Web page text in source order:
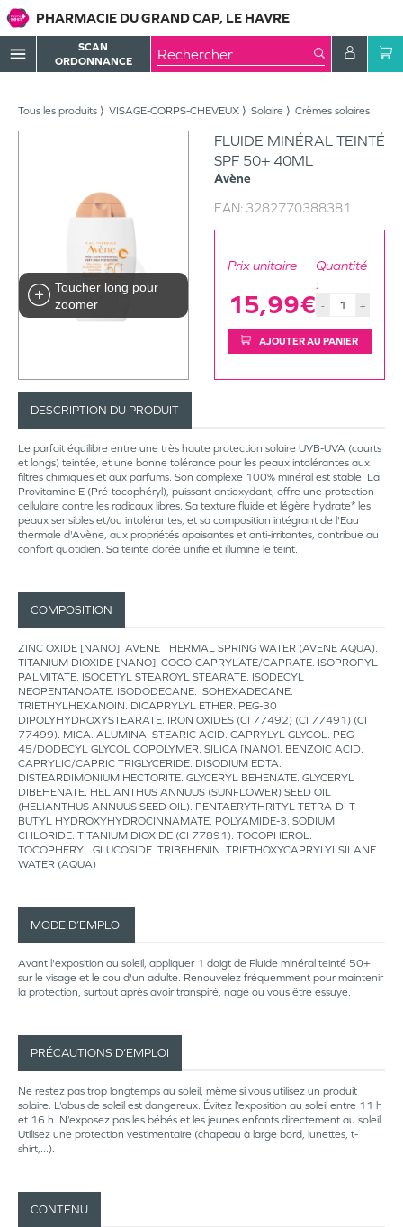
PHARMACIE DU GRAND CAP, LE HAVRE
menu
SCAN
ORDONNANCE
Tous les produits VISAGE-CORPS-CHEVEUX Solaire Crèmes solaires
Toucher long pour
zoomer
FLUIDE MINÉRAL TEINTÉ
SPF 50+ 40ML
Avène
EAN: 3282770388381
Prix unitaire
15,99€
Quantité
:
- +
AJOUTER AU PANIER
DESCRIPTION DU PRODUIT
Le parfait équilibre entre une très haute protection solaire UVB-UVA (courts
et longs) teintée, et une bonne tolérance pour les peaux intolérantes aux
filtres chimiques et aux parfums. Son complexe 100% minéral est stable. La
Provitamine E (Pré-tocophéryl), puissant antioxydant, offre une protection
cellulaire contre les radicaux libres. Sa texture fluide et légère hydrate* les
peaux sensibles et/ou intolérantes, et sa composition intégrant de l'Eau
thermale d'Avène, aux propriétés apaisantes et anti-irritantes, contribue au
confort quotidien. Sa teinte dorée unifie et illumine le teint.
COMPOSITION
ZINC OXIDE [NANO]. AVENE THERMAL SPRING WATER (AVENE AQUA).
TITANIUM DIOXIDE [NANO]. COCO-CAPRYLATE/CAPRATE. ISOPROPYL
PALMITATE. ISOCETYL STEAROYL STEARATE. ISODECYL
NEOPENTANOATE. ISODODECANE. ISOHEXADECANE.
TRIETHYLHEXANOIN. DICAPRYLYL ETHER. PEG-30
DIPOLYHYDROXYSTEARATE. IRON OXIDES (CI 77492) (CI 77491) (CI
77499). MICA. ALUMINA. STEARIC ACID. CAPRYLYL GLYCOL. PEG-
45/DODECYL GLYCOL COPOLYMER. SILICA [NANO]. BENZOIC ACID.
CAPRYLIC/CAPRIC TRIGLYCERIDE. DISODIUM EDTA.
DISTEARDIMONIUM HECTORITE. GLYCERYL BEHENATE. GLYCERYL
DIBEHENATE. HELIANTHUS ANNUUS (SUNFLOWER) SEED OIL
(HELIANTHUS ANNUUS SEED OIL). PENTAERYTHRITYL TETRA-DI-T-
BUTYL HYDROXYHYDROCINNAMATE. POLYAMIDE-3. SODIUM
CHLORIDE. TITANIUM DIOXIDE (CI 77891). TOCOPHEROL.
TOCOPHERYL GLUCOSIDE. TRIBEHENIN. TRIETHOXYCAPRYLYLSILANE.
WATER (AQUA)
MODE D’EMPLOI
Avant l'exposition au soleil, appliquer 1 doigt de Fluide minéral teinté 50+
sur le visage et le cou d'un adulte. Renouvelez fréquemment pour maintenir
la protection, surtout après avoir transpiré, nagé ou vous être essuyé.
PRÉCAUTIONS D’EMPLOI
Ne restez pas trop longtemps au soleil, même si vous utilisez un produit
solaire. L’abus de soleil est dangereux. Évitez l’exposition au soleil entre 11 h
et 16 h. N’exposez pas les bébés et les jeunes enfants directement au soleil.
Utilisez une protection vestimentaire (chapeau à large bord, lunettes, t-
shirt,...).
CONTENU